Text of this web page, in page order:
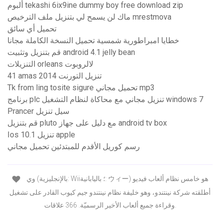
ألبوم tekashi 6ix9ine dummy boy free download zip
ماك لن يسمح لي بتنزيل ملف الترخيص mrestmova
تحميل أي سائق
خطايا امبراطورية شمسية تحميل النسخة الكاملة مجانا
قم بتنزيل وتثبيت android 4.1 jelly bean
التنزيلات orleans لالروبوت
41 amas 2014 تنزيل التورنت
Tk from ling tosite sigure تحميل مجاني mp3
برنامج plc تنزيل مجاني مع محاكاة لنظام التشغيل windows 7
Prancer سيل تنزيل
قم بتنزيل pluto مع دليل على جهاز android tv box
Ios 10.1 تنزيل apple
رسم كوريل الأقدم للمبتدئين تحميل مجاني
أطلقته شركة نينتندو، وهو خليفة نظام نينتندو جيم كيوب القادر على تشغيل